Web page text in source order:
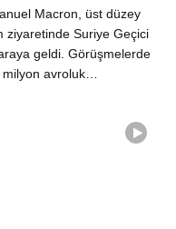
Macron, üst düzey
ziyaretinde Suriye Geçici
geldi. Görüşmelerde
avroluk…